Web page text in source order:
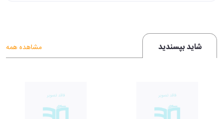
شاید بپسندید مشاهده همه